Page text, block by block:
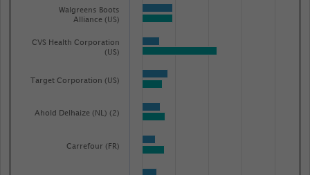
displaying
CVS Health Corporation
(US)
Walgreens Boots
Alliance (US)
Target Corporation (US)
Ahold Delhaize (NL) (2)
Carrefour (FR)